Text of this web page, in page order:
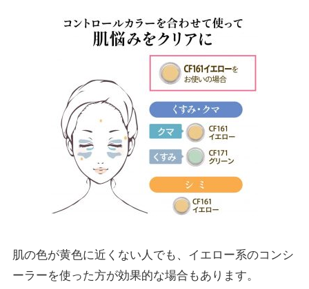
肌の色が黄色に近くない人でも、イエロー系のコンシ
ーラーを使った方が効果的な場合もあります。